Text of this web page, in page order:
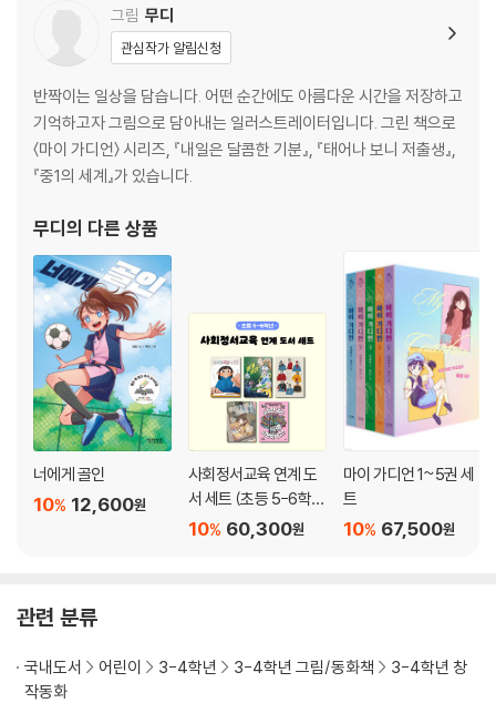
그림 무디
관심작가 알림신청
반짝이는 일상을 담습니다. 어떤 순간에도 아름다운 시간을 저장하고
기억하고자 그림으로 담아내는 일러스트레이터입니다. 그린 책으로
〈마이 가디언〉 시리즈, 『내일은 달콤한 기분』, 『태어나 보니 저출생』,
『중1의 세계』가 있습니다.
무디 의 다른 상품
너에게 골인
12,600원
10%
사회정서교육 연계 도
서 세트 (초등 5-6학
년)
60,300원
10%
마이 가디언 1~5권 세
트
67,500원
10%
관련 분류
국내도서 어린이 3-4학년 3-4학년 그림/동화책
3-4학년 창
작동화